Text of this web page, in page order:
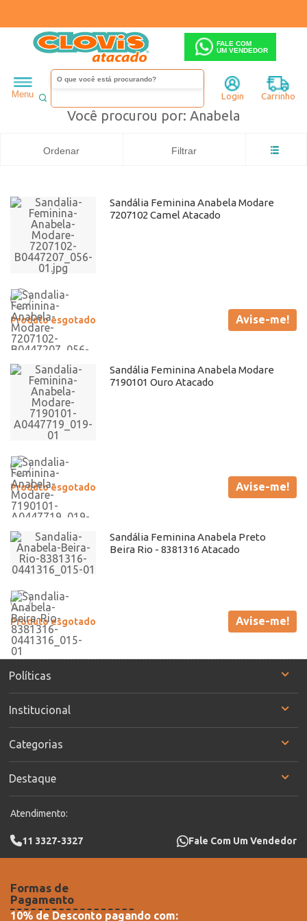
FALE COM
UM VENDEDOR
Menu Login Carrinho
Feminino Sandália Salto baixo
Você procurou por: Anabela
Ordenar Filtrar
Sandália Feminina Anabela Modare
7207102 Camel Atacado
Produto esgotado Avise-me!
Sandália Feminina Anabela Modare
7190101 Ouro Atacado
Produto esgotado Avise-me!
Sandália Feminina Anabela Preto
Beira Rio - 8381316 Atacado
Produto esgotado Avise-me!
Políticas
Institucional
Categorias
Destaque
Atendimento:
11 3327-3327 Fale Com Um Vendedor
Formas de
Pagamento
10% de Desconto pagando com: